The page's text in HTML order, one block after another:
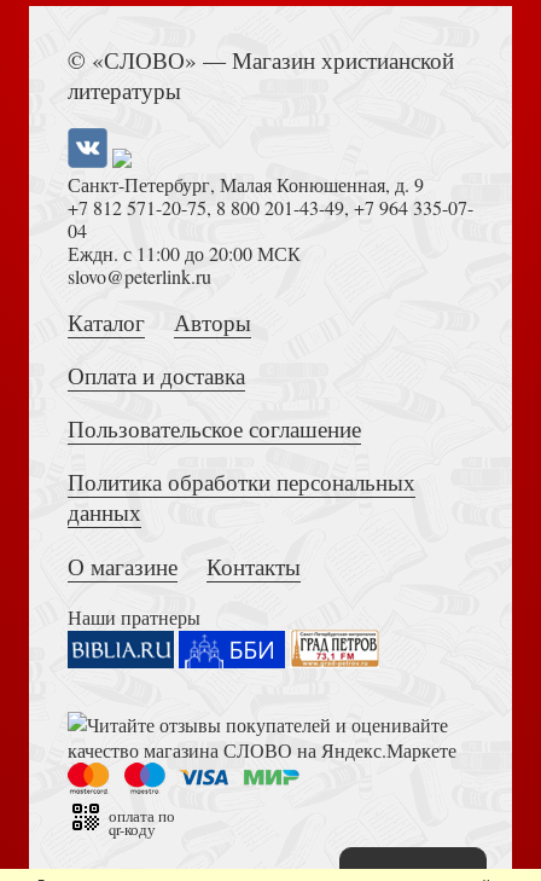
Бремя страстей. О причинах внутренней тяжести
Мир и человек. Об именах Бога, исцелении сердца и
пути к святости
Приготовление к смерти
Готовьте душу к Рождеству!
У врат времени. Проповеди на Новый год
Златогорская О.В., Петренко С.С. Калейдоскоп.:
Повесть-фэнтези
Сотвори любовь. Как вырастить счастливого ребенка
Толкование на Апокалипсис (Тихоний Африканский)
Достоевский Ф.М. Сила и правда России (2024)
© «СЛОВО» — Магазин христианской
литературы
Санкт-Петербург, Малая Конюшенная, д. 9
+7 812 571-20-75, 8 800 201-43-49, +7 964 335-07-
04
Еждн. с 11:00 до 20:00 МСК
slovo@peterlink.ru
Каталог
Авторы
Оплата и доставка
Пользовательское соглашение
Политика обработки персональных
данных
О магазине
Контакты
Наши пратнеры
оплата по
qr-коду